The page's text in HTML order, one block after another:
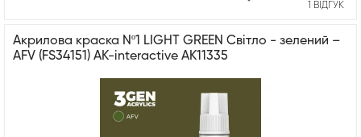
1 ВІДГУК
Акрилова краска Nº1 LIGHT GREEN Світло - зелений –
AFV (FS34151) АК-interactive AK11335